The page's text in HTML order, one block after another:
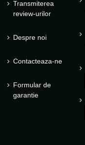
Transmiterea
review-urilor
Despre noi
Contacteaza-ne
Formular de
garantie